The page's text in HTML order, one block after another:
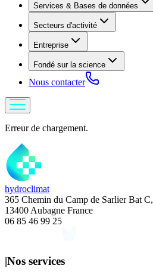
Services & Bases de données
Secteurs d'activité
Entreprise
Fondé sur la science
Nous contacter
Erreur de chargement.
hydroclimat
365 Chemin du Camp de Sarlier Bat C,
13400 Aubagne France
06 85 46 99 25
|Nos services